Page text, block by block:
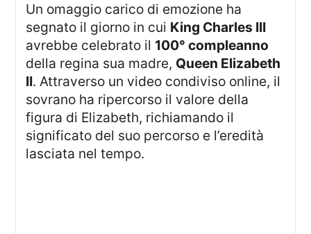
Un omaggio carico di emozione ha
segnato il giorno in cui King Charles III
avrebbe celebrato il 100° compleanno
della regina sua madre, Queen Elizabeth
II. Attraverso un video condiviso online, il
sovrano ha ripercorso il valore della
figura di Elizabeth, richiamando il
significato del suo percorso e l’eredità
lasciata nel tempo.